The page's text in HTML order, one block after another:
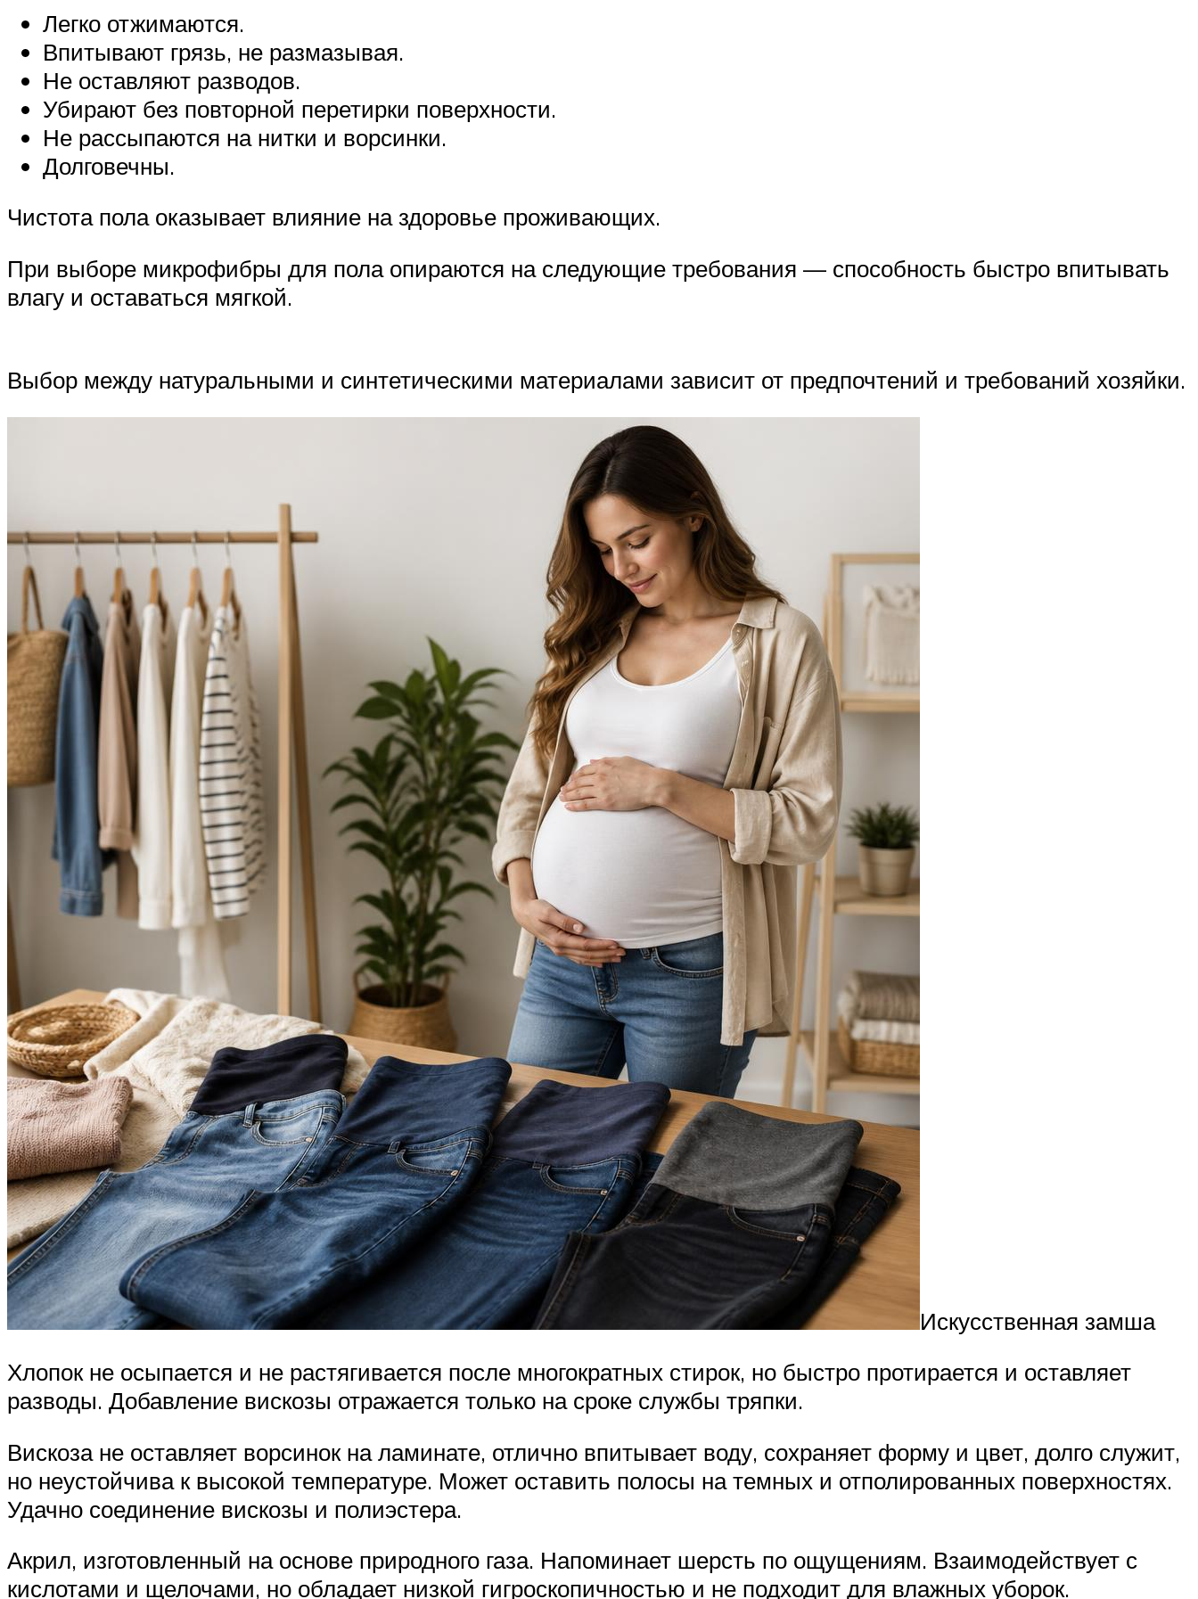
Легко отжимаются.
Впитывают грязь, не размазывая.
Не оставляют разводов.
Убирают без повторной перетирки поверхности.
Не рассыпаются на нитки и ворсинки.
Долговечны.
Чистота пола оказывает влияние на здоровье проживающих.
При выборе микрофибры для пола опираются на следующие требования — способность быстро впитывать
влагу и оставаться мягкой.
Выбор между натуральными и синтетическими материалами зависит от предпочтений и требований хозяйки.
Искусственная замша
Хлопок не осыпается и не растягивается после многократных стирок, но быстро протирается и оставляет
разводы. Добавление вискозы отражается только на сроке службы тряпки.
Вискоза не оставляет ворсинок на ламинате, отлично впитывает воду, сохраняет форму и цвет, долго служит,
но неустойчива к высокой температуре. Может оставить полосы на темных и отполированных поверхностях.
Удачно соединение вискозы и полиэстера.
Акрил, изготовленный на основе природного газа. Напоминает шерсть по ощущениям. Взаимодействует с
кислотами и щелочами, но обладает низкой гигроскопичностью и не подходит для влажных уборок.